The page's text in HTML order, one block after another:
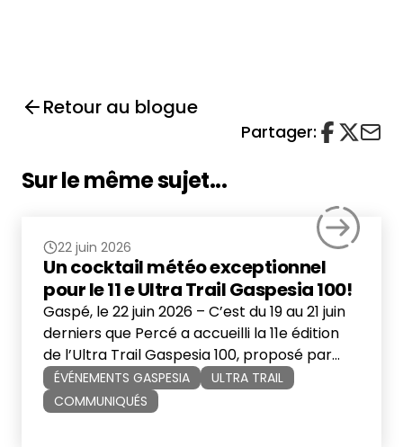
Retour au blogue
Partager:
Sur le même sujet...
22 juin 2026
Un cocktail météo exceptionnel
pour le 11 e Ultra Trail Gaspesia 100!
Gaspé, le 22 juin 2026 – C’est du 19 au 21 juin
derniers que Percé a accueilli la 11e édition
de l’Ultra Trail Gaspesia 100, proposé par
Événements Gaspesia. Malgré des
conditions météorologiques parmi les plus
difficiles de l’histoire de l’événement, plus de
ÉVÉNEMENTS GASPESIA
ULTRA TRAIL
COMMUNIQUÉS